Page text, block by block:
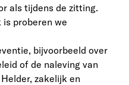
als tijdens de zitting.
proberen we
bijvoorbeeld over
of de naleving van
zakelijk en